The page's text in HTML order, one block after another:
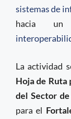
sistemas de
hacia un
La actividad
Hoja de Ruta
del Sector de
para el